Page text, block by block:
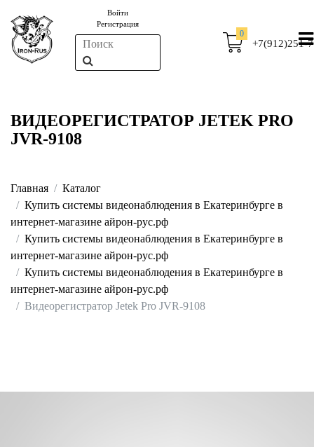
Войти
Регистрация
0
+7(912)251-
ВИДЕОРЕГИСТРАТОР JETEK PRO
JVR-9108
Главная
Каталог
Купить системы видеонаблюдения в Екатеринбурге в
интернет-магазине айрон-рус.рф
Купить системы видеонаблюдения в Екатеринбурге в
интернет-магазине айрон-рус.рф
Купить системы видеонаблюдения в Екатеринбурге в
интернет-магазине айрон-рус.рф
Видеорегистратор Jetek Pro JVR-9108